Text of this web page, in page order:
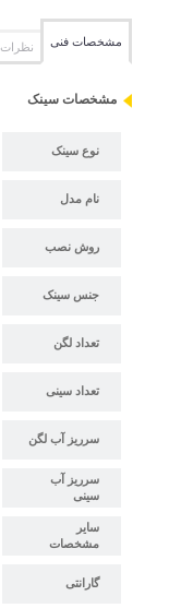
مشخصات فنی نظرات
مشخصات سینک
نوع سینک
نام مدل
روش نصب
جنس سینک
تعداد لگن
تعداد سینی
سرریز آب لگن
سرریز آب
سینی
سایر
مشخصات
گارانتی